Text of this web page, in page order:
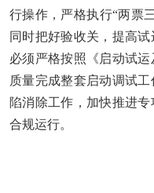
行操作，严格执行“两票
同时把好验收关，提高
必须严格按照《启动试
质量完成整套启动调试
陷消除工作，加快推进
合规运行。